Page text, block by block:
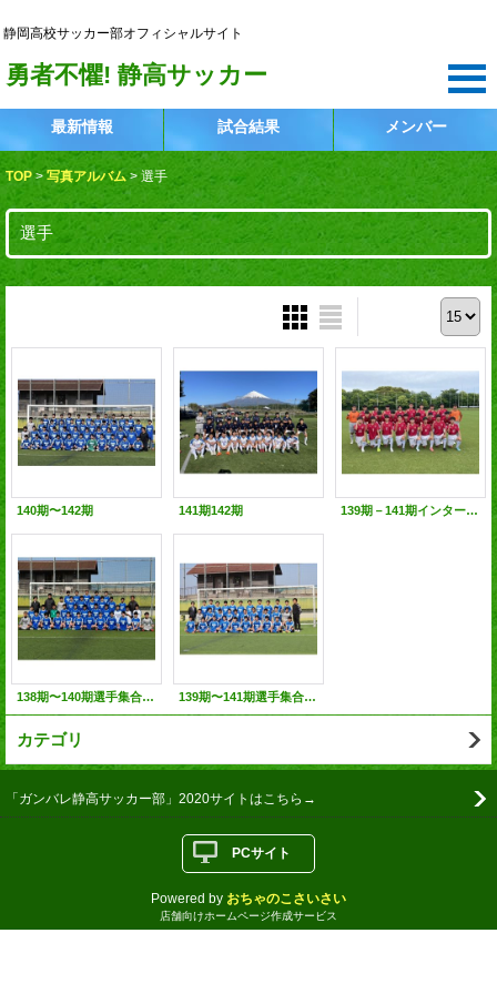
静岡高校サッカー部オフィシャルサイト
勇者不懼! 静高サッカー
最新情報 試合結果 メンバー
TOP > 写真アルバム > 選手
選手
140期〜142期 141期142期 139期－141期インターハイ
138期〜140期選手集合写真 139期〜141期選手集合写真
カテゴリ
「ガンバレ静高サッカー部」2020サイトはこちら→
PCサイト
Powered by おちゃのこさいさい
店舗向けホームページ作成サービス